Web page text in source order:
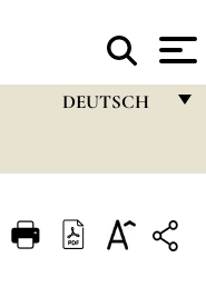
DEUTSCH
ITALIANO